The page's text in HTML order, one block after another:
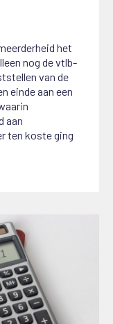
het
nog de vtlb-
van de
einde aan een
aan
ten koste ging